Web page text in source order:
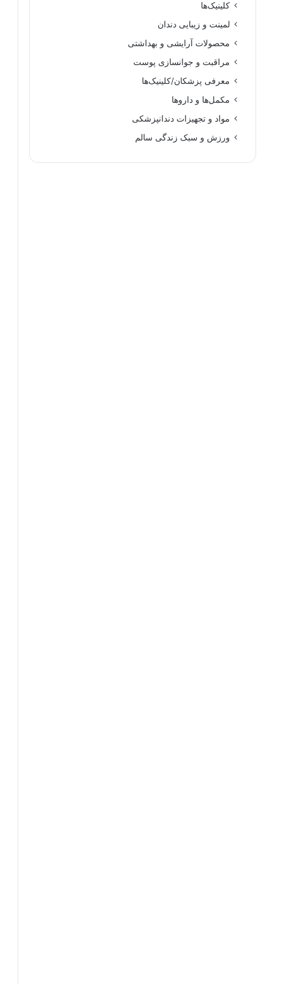
کلینیک‌ها
لمینت و زیبایی دندان
محصولات آرایشی و بهداشتی
مراقبت و جوانسازی پوست
معرفی پزشکان/کلینیک‌ها
مکمل‌ها و داروها
مواد و تجهیزات دندانپزشکی
ورزش و سبک زندگی سالم